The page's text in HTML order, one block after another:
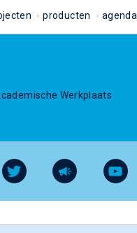
producten agenda
Werkplaats